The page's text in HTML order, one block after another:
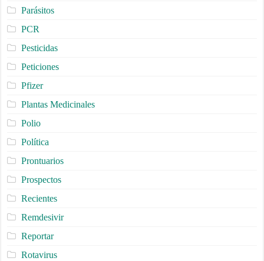
Parásitos
PCR
Pesticidas
Peticiones
Pfizer
Plantas Medicinales
Polio
Política
Prontuarios
Prospectos
Recientes
Remdesivir
Reportar
Rotavirus